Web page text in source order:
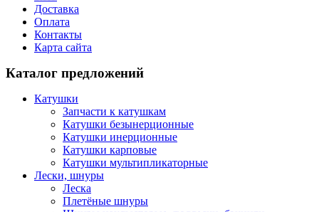
Доставка
Оплата
Контакты
Карта сайта
Каталог предложений
Катушки
Запчасти к катушкам
Катушки безынерционные
Катушки инерционные
Катушки карповые
Катушки мультипликаторные
Лески, шнуры
Леска
Плетёные шнуры